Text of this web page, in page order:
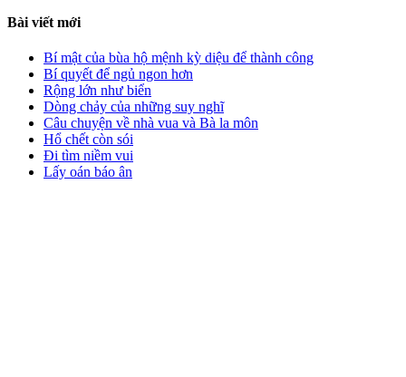
Bài viết mới
Bí mật của bùa hộ mệnh kỳ diệu để thành công
Bí quyết để ngủ ngon hơn
Rộng lớn như biển
Dòng chảy của những suy nghĩ
Câu chuyện về nhà vua và Bà la môn
Hổ chết còn sói
Đi tìm niềm vui
Lấy oán báo ân